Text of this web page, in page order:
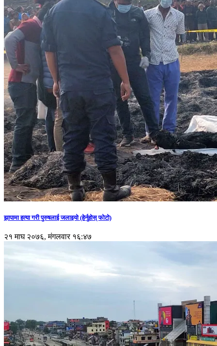
झापामा हत्या गरी पुरुषलाई जलाइयो (हेर्नुहाेस् फाेटाे)
२१ माघ २०७६, मंगलवार १६:४७